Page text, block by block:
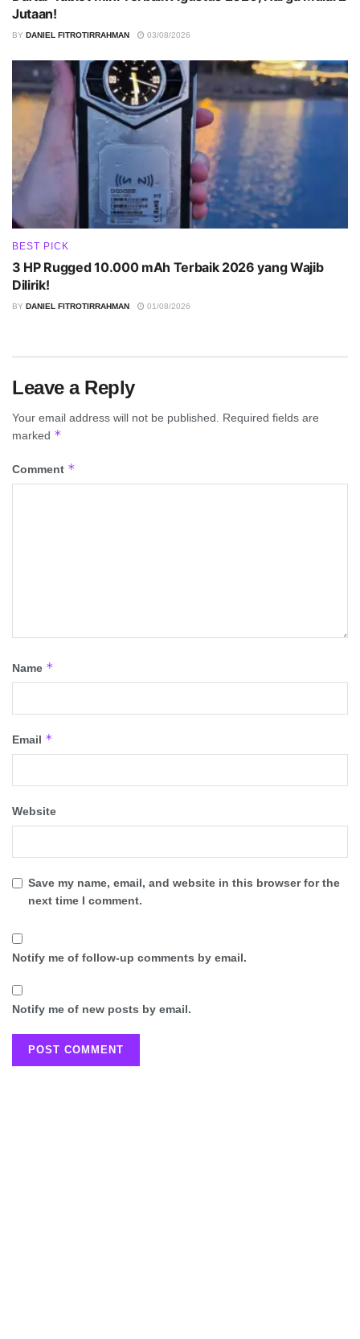
Jutaan!
BY DANIEL FITROTIRRAHMAN 03/08/2026
BEST PICK
3 HP Rugged 10.000 mAh Terbaik 2026 yang Wajib
Dilirik!
BY DANIEL FITROTIRRAHMAN 01/08/2026
Leave a Reply
Your email address will not be published. Required fields are
marked *
Comment *
Name *
Email *
Website
Save my name, email, and website in this browser for the
next time I comment.
Notify me of follow-up comments by email.
Notify me of new posts by email.